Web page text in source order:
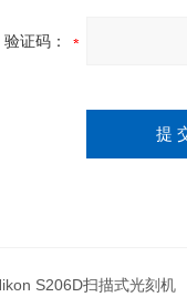
验证码：
S206D扫描式光刻机